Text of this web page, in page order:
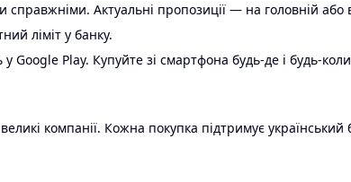
Актуальні пропозиції — на головній або
ліміт у банку.
Google Play. Купуйте зі смартфона будь-де і будь-
компанії. Кожна покупка підтримує український